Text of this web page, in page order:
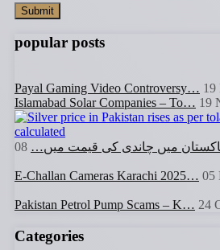
popular posts
Payal Gaming Video Controversy… 19
Islamabad Solar Companies – To… 19
میں چاندی کی قیمت میں…
E-Challan Cameras Karachi 2025… 05
Pakistan Petrol Pump Scams – K… 24
Categories